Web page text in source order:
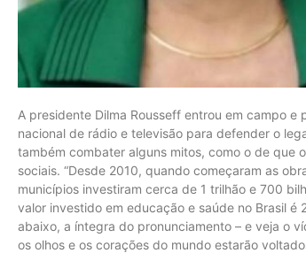
A presidente Dilma Rousseff entrou em campo
nacional de rádio e televisão para defender o
também combater alguns mitos, como o de que
sociais. “Desde 2010, quando começaram as
municípios investiram cerca de 1 trilhão e 700
valor investido em educação e saúde no Brasil é
abaixo, a íntegra do pronunciamento – e veja o
os olhos e os corações do mundo estarão